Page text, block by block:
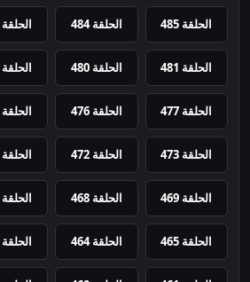
الحلقة 485 الحلقة 484 الحلقة 483
الحلقة 481 الحلقة 480 الحلقة 479
الحلقة 477 الحلقة 476 الحلقة 475
الحلقة 473 الحلقة 472 الحلقة 471
الحلقة 469 الحلقة 468 الحلقة 467
الحلقة 465 الحلقة 464 الحلقة 463